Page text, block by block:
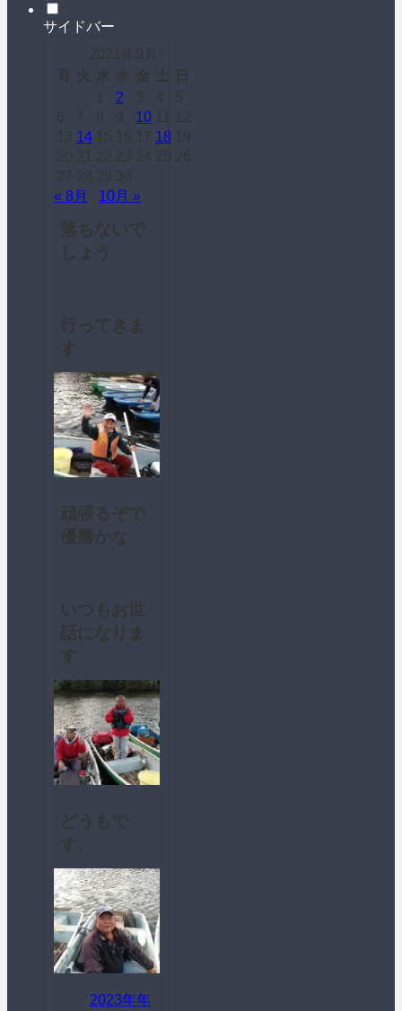
サイドバー
2021年9月
月
火 水 木 金 土
日
2 3 4
5
6
7 8 9 10
12
13 14 15 16 17 18
19
20 21 22 23 24 25 26
27 28 29 30
« 8月
10月 »
落ちないで
しょう
行ってきま
す
頑張るぞで
優勝かな
いつもお世
話になりま
す
どうもで
す。
2023年年